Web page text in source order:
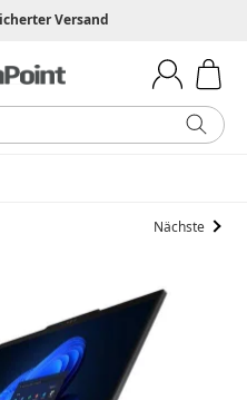
Versand
Nächste